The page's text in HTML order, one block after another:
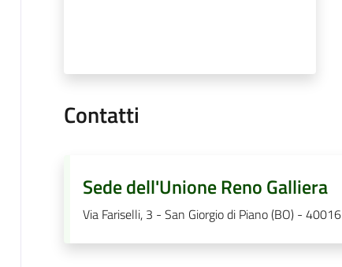
Contatti
Sede dell'Unione Reno Galliera
Via Fariselli, 3 - San Giorgio di Piano (BO) - 40016